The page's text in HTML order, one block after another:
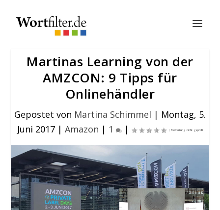
Martinas Learning von der
AMZCON: 9 Tipps für
Onlinehändler
Gepostet von Martina Schimmel | Montag, 5.
Juni 2017| Amazon | 1 |